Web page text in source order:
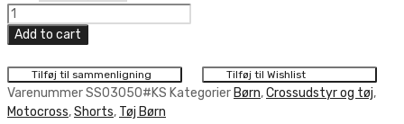
UFO
Reborn
MV6
Youth
Shorts
med
Add to cart
Tilføj til sammenligning Tilføj til Wishlist
VarenummerSS03050#KS Kategorier Børn,Crossudstyr og tøj,
Motocross,Shorts, Tøj Børn